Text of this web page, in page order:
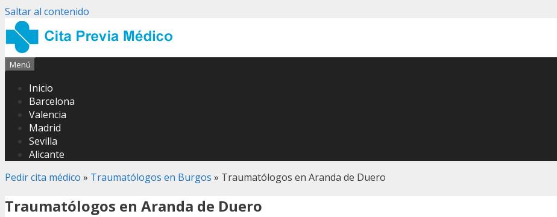
Saltar al contenido
Menú
Inicio
Barcelona
Valencia
Madrid
Sevilla
Alicante
Pedir cita médico » Traumatólogos en Burgos » Traumatólogos en Aranda de Duero
Traumatólogos en Aranda de Duero